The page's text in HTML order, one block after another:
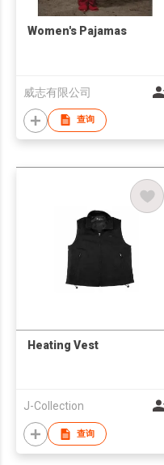
Women's Pajamas
威志有限公司
查询
Heating Vest
J-Collection
查询